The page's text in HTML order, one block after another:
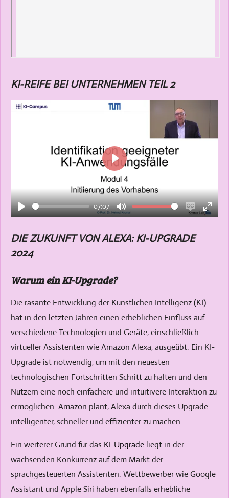
KI-REIFE BEI UNTERNEHMEN TEIL 2
P
l
a
y
07:07
M
u
t
E
n
a
c
a
p
t
s
E
s
e
P
l
a
y
DIE ZUKUNFT VON ALEXA: KI-UPGRADE
2024
Warum ein KI-Upgrade?
Die rasante Entwicklung der Künstlichen Intelligenz (KI)
hat in den letzten Jahren einen erheblichen Einfluss auf
verschiedene Technologien und Geräte, einschließlich
virtueller Assistenten wie Amazon Alexa, ausgeübt. Ein KI-
Upgrade ist notwendig, um mit den neuesten
technologischen Fortschritten Schritt zu halten und den
Nutzern eine noch einfachere und intuitivere Interaktion zu
ermöglichen. Amazon plant, Alexa durch dieses Upgrade
intelligenter, schneller und effizienter zu machen.
Ein weiterer Grund für das KI-Upgrade liegt in der
wachsenden Konkurrenz auf dem Markt der
sprachgesteuerten Assistenten. Wettbewerber wie Google
Assistant und Apple Siri haben ebenfalls erhebliche